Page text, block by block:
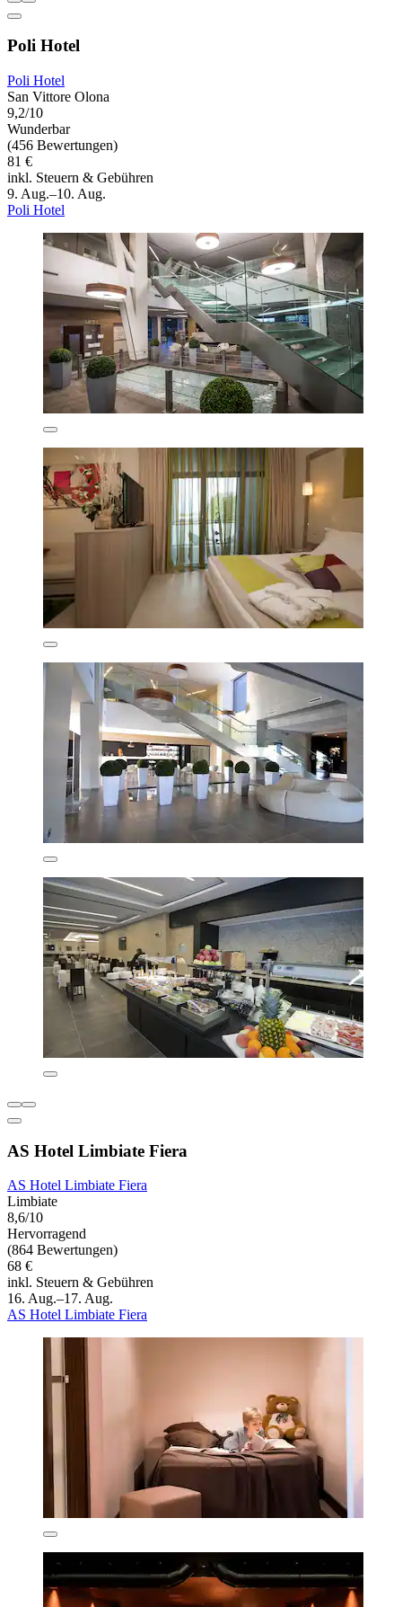
Poli Hotel
Poli Hotel
San Vittore Olona
9,2/10
Wunderbar
(456 Bewertungen)
81 €
inkl. Steuern & Gebühren
9. Aug.–10. Aug.
Poli Hotel
AS Hotel Limbiate Fiera
AS Hotel Limbiate Fiera
Limbiate
8,6/10
Hervorragend
(864 Bewertungen)
68 €
inkl. Steuern & Gebühren
16. Aug.–17. Aug.
AS Hotel Limbiate Fiera